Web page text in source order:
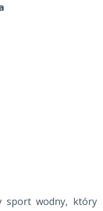
sport wodny, który